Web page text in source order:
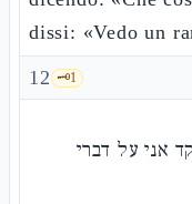
dissi: «Vedo un
12 🗝️1
אני על דברי